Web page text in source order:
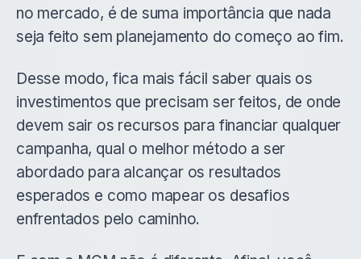
no mercado, é de suma importância que nada
seja feito sem planejamento do começo ao fim.
Desse modo, fica mais fácil saber quais os
investimentos que precisam ser feitos, de onde
devem sair os recursos para financiar qualquer
campanha, qual o melhor método a ser
abordado para alcançar os resultados
esperados e como mapear os desafios
enfrentados pelo caminho.